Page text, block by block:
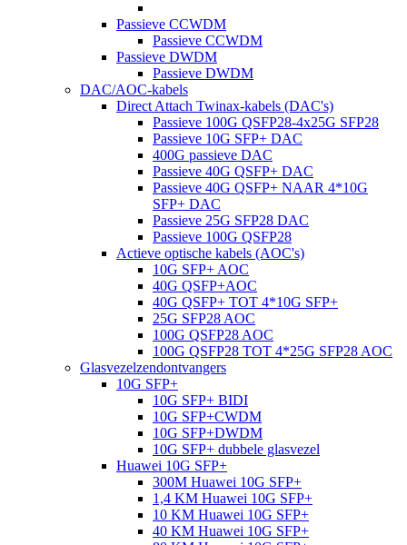
Passieve CCWDM
Passieve CCWDM
Passieve DWDM
Passieve DWDM
DAC/AOC-kabels
Direct Attach Twinax-kabels (DAC's)
Passieve 100G QSFP28-4x25G SFP28
Passieve 10G SFP+ DAC
400G passieve DAC
Passieve 40G QSFP+ DAC
Passieve 40G QSFP+ NAAR 4*10G
SFP+ DAC
Passieve 25G SFP28 DAC
Passieve 100G QSFP28
Actieve optische kabels (AOC's)
10G SFP+ AOC
40G QSFP+AOC
40G QSFP+ TOT 4*10G SFP+
25G SFP28 AOC
100G QSFP28 AOC
100G QSFP28 TOT 4*25G SFP28 AOC
Glasvezelzendontvangers
10G SFP+
10G SFP+ BIDI
10G SFP+CWDM
10G SFP+DWDM
10G SFP+ dubbele glasvezel
Huawei 10G SFP+
300M Huawei 10G SFP+
1,4 KM Huawei 10G SFP+
10 KM Huawei 10G SFP+
40 KM Huawei 10G SFP+